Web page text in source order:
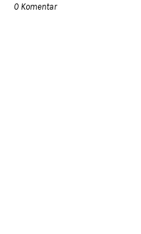
0 Komentar